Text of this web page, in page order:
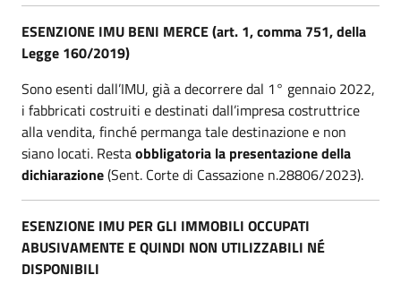
ESENZIONE IMU BENI MERCE (art. 1, comma 751, della
Legge 160/2019)
Sono esenti dall’IMU, già a decorrere dal 1° gennaio 2022,
i fabbricati costruiti e destinati dall’impresa costruttrice
alla vendita, finché permanga tale destinazione e non
siano locati. Restaobbligatoria la presentazione della
dichiarazione(Sent. Corte di Cassazione n.28806/2023).
ESENZIONE IMU PER GLI IMMOBILI OCCUPATI
ABUSIVAMENTE E QUINDI NON UTILIZZABILI NÉ
DISPONIBILI